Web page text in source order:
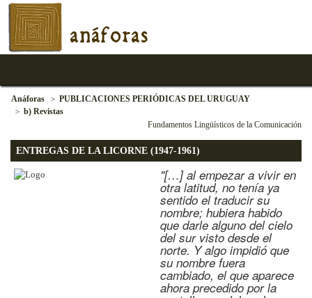
anáforas
Anáforas
PUBLICACIONES PERIÓDICAS DEL URUGUAY
b) Revistas
Fundamentos Lingüísticos de la Comunicación
ENTREGAS DE LA LICORNE (1947-1961)
"[…] al empezar a vivir en
otra latitud, no tenía ya
sentido el traducir su
nombre; hubiera habido
que darle alguno del cielo
del sur visto desde el
norte. Y algo impidió que
su nombre fuera
cambiado, el que aparece
ahora precedido por la